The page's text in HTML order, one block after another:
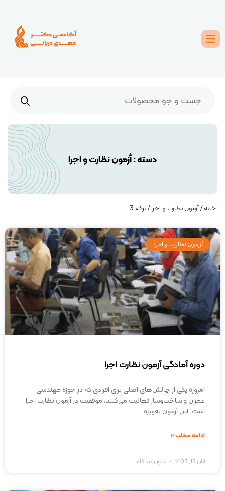
دسته :أزمون نظارت و اجرا
خانه/أزمون نظارت و اجرا/ برگه 3
أزمون نظارت و اجرا
دوره آمادگی آزمون نظارت اجرا
امروزه یکی از چالش‌های اصلی برای افرادی که در حوزه مهندسی
عمران و ساخت‌وساز فعالیت می‌کنند، موفقیت در آزمون نظارت اجرا
است. این آزمون به‌ویژه
ادامه مطلب »
آبان 13, 1403 بدون دیدگاه